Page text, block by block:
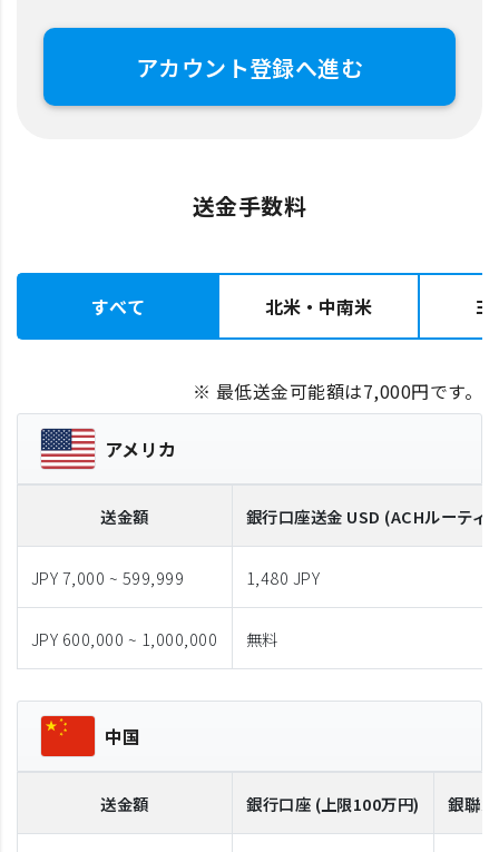
アカウント登録へ進む
送金手数料
すべて 北米・中南米 ヨ
※ 最低送金可能額は7,000円です。
アメリカ
送金額 銀行口座送金 USD (ACHルーティ
JPY 7,000 ~ 599,999 1,480 JPY
JPY 600,000 ~ 1,000,000 無料
中国
送金額 銀行口座 (上限100万円) 銀聯